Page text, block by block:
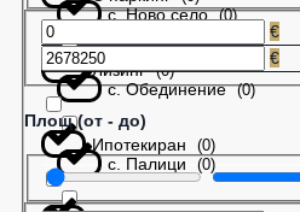
с. Ново село (0)
с. Обединение (0)
с. Палици (0)
Лизинг (0)
Ипотекиран (0)
€
€
Площ (от - до)